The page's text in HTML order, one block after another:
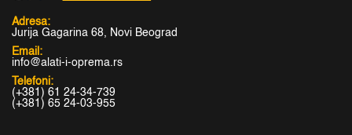
Adresa:
Jurija Gagarina 68, Novi Beograd
Email:
info@alati-i-oprema.rs
Telefoni:
(+381) 61 24-34-739
(+381) 65 24-03-955